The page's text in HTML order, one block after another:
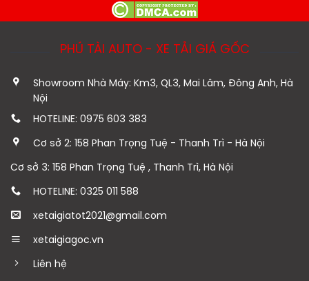
PHÚ TÀI AUTO - XE TẢI GIÁ GỐC
Showroom Nhà Máy: Km3, QL3, Mai Lâm, Đông Anh, Hà
Nội
HOTELINE: 0975 603 383
Cơ sở 2: 158 Phan Trọng Tuệ - Thanh Trì - Hà Nội
Cơ sở 3: 158 Phan Trọng Tuệ , Thanh Trì, Hà Nội
HOTELINE: 0325 011 588
xetaigiatot2021@gmail.com
xetaigiagoc.vn
Liên hệ